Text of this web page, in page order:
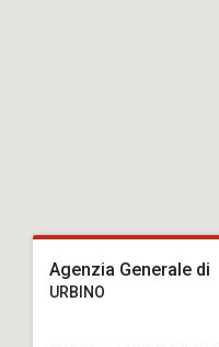
Agenzia Generale di
URBINO